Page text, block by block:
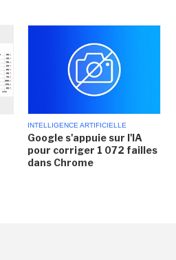
INTELLIGENCE ARTIFICIELLE
Google s'appuie sur l'IA
pour corriger 1 072 failles
dans Chrome